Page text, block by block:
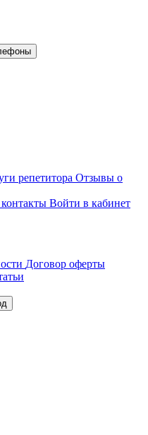
репетитора Отзывы о
Войти в кабинет
Договор оферты